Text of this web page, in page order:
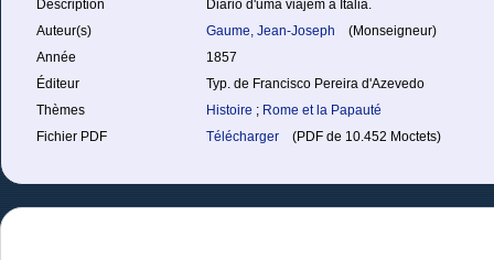
Description
Diario d'uma viajem a Italia.
Auteur(s)
Gaume, Jean-Joseph
(Monseigneur)
Année
1857
Éditeur
Typ. de Francisco Pereira d'Azevedo
Thèmes
Histoire ; Rome et la Papauté
Fichier PDF
Télécharger (PDF de 10.452 Moctets)